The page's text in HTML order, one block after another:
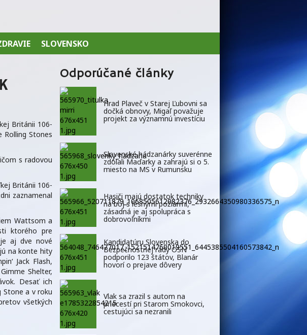
SLOVENSKO
Británii 106-
Rolling Stones
s radovou
Británii 106-
zaznamenal
Wattsom a
ktorého pre
aj dve nové
na konte hity
Jack Flash,
Shelter,
Desať ich
Stone a v roku
všetkých
Odporúčané články
Hrad Plaveč v Starej Ľubovni sa
dočká obnovy, Migaľ považuje
projekt za významnú investíciu
Slovenské hádzanárky suverénne
zdolali Maďarky a zahrajú si o 5.
miesto na MS v Rumunsku
Hasiči majú dostatok techniky
na boj s lesnými požiarmi,
zásadná je aj spolupráca s
dobrovoľníkmi
Kandidatúru Slovenska do
Bezpečnostnej rady OSN
podporilo 123 štátov, Blanár
hovorí o prejave dôvery
Vlak sa zrazil s autom na
priecestí pri Starom Smokovci,
cestujúci sa nezranili